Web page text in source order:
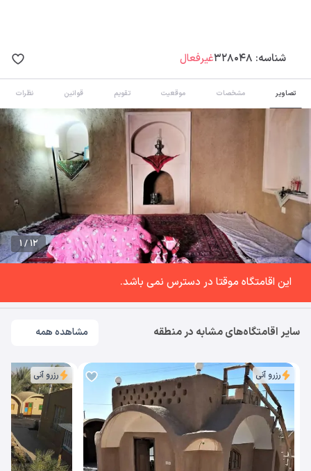
شناسه: 328048غیرفعال
تصاویر مشخصات موقعیت تقویم قوانین نظرات
1 / 12
این اقامتگاه موقتا در دسترس نمی باشد.
سایر اقامتگاه‌های مشابه در منطقه مشاهده همه
رزرو آنی رزرو آنی